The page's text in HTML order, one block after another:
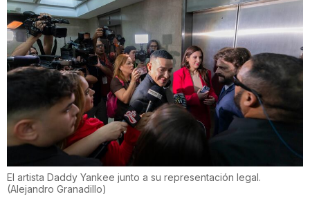
El artista Daddy Yankee junto a su representación legal.
(Alejandro Granadillo)